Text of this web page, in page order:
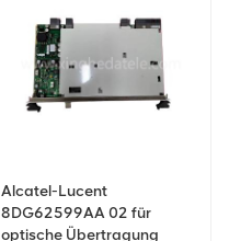
Alcatel-Lucent
8DG62599AA 02 für
optische Übertragung